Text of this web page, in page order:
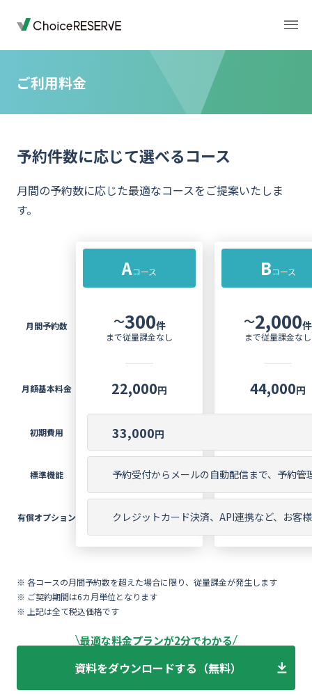
機能 導入事例
資料ダウンロード
ご利用料金
予約件数に応じて選べるコース
月間の予約数に応じた最適なコースをご提案いたしま
す。
月間予約数
月額基本料金
初期費用
標準機能
有償オプション
Aコース
〜300件
まで従量課金なし
22,000円
Bコース
〜2,000件
まで従量課金なし
44,000円
33,000円
予約受付からメールの自動配信まで、予約
クレジットカード決済、API連携など、お客
※ 各コースの月間予約数を超えた場合に限り、従量課金が発生します
※ ご契約期間は6カ月単位となります
※ 上記は全て税込価格です
最適な料金プランが2分でわかる
資料をダウンロードする（無料）